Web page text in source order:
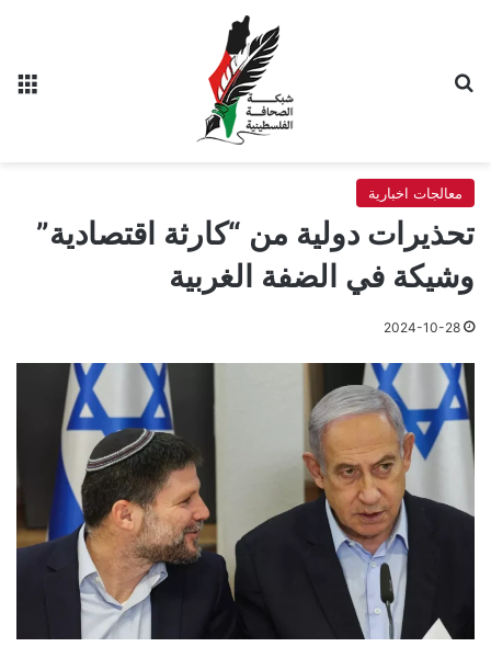
معالجات اخبارية
تحذيرات دولية من “كارثة اقتصادية”
وشيكة في الضفة الغربية
2024-10-28